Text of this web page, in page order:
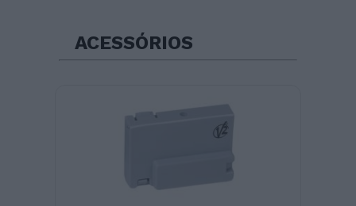
ACESSÓRIOS